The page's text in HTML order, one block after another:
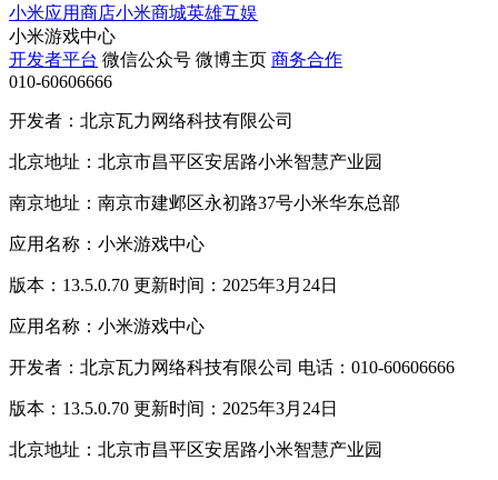
小米应用商店小米商城英雄互娱
小米游戏中心
开发者平台 微信公众号 微博主页 商务合作
010-60606666
开发者：北京瓦力网络科技有限公司
北京地址：北京市昌平区安居路小米智慧产业园
南京地址：南京市建邺区永初路37号小米华东总部
应用名称：小米游戏中心
版本：13.5.0.70 更新时间：2025年3月24日
应用名称：小米游戏中心
开发者：北京瓦力网络科技有限公司 电话：010-60606666
版本：13.5.0.70 更新时间：2025年3月24日
北京地址：北京市昌平区安居路小米智慧产业园